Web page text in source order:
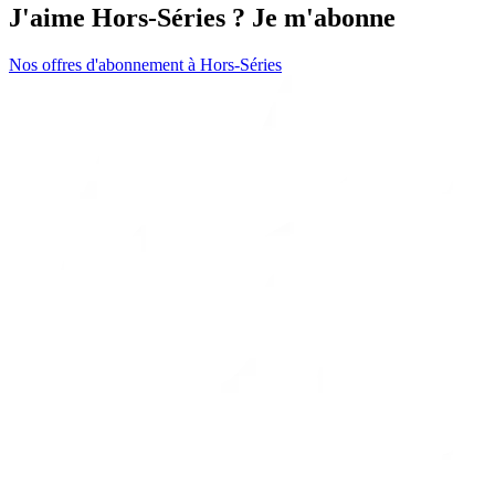
J'aime Hors-Séries ? Je m'abonne
Nos offres d'abonnement à Hors-Séries